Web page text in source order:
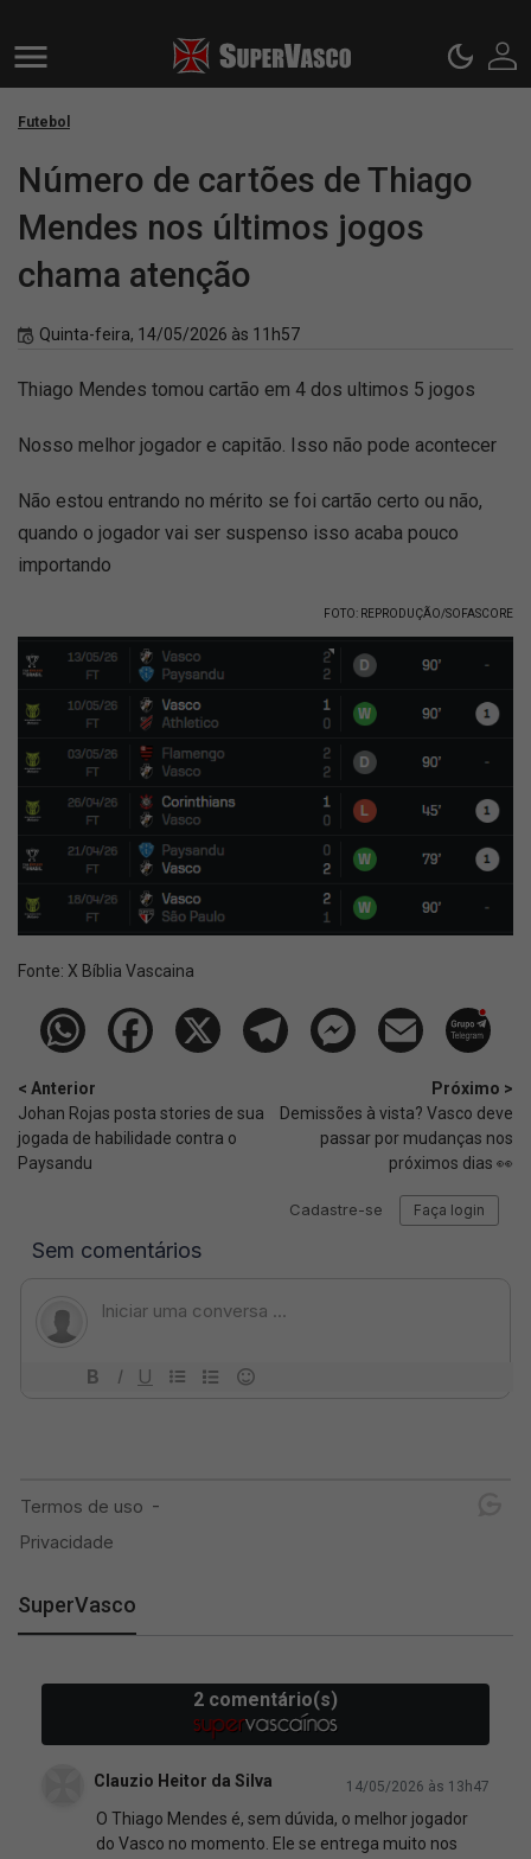
Futebol
Número de cartões de Thiago
Mendes nos últimos jogos
chama atenção
Quinta-feira, 14/05/2026 às 11h57
Thiago Mendes tomou cartão em 4 dos ultimos 5 jogos
Nosso melhor jogador e capitão. Isso não pode acontecer
Não estou entrando no mérito se foi cartão certo ou não,
quando o jogador vai ser suspenso isso acaba pouco
importando
FOTO: REPRODUÇÃO/SOFASCORE
Fonte: X Bíblia Vascaina
< Anterior
Johan Rojas posta stories de sua
jogada de habilidade contra o
Paysandu
Próximo >
Demissões à vista? Vasco deve
passar por mudanças nos
próximos dias 👀
SuperVasco